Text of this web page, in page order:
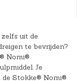
zelfs uit de
te bevrijden?
Nomi®
Je
Stokke® Nomi®